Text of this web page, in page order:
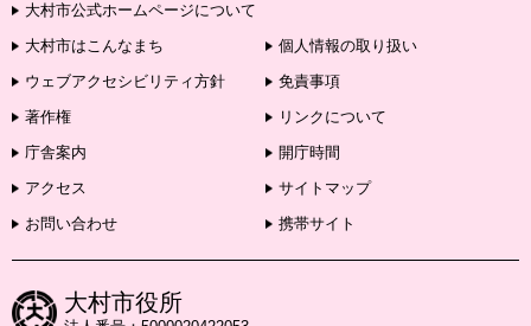
大村市公式ホームページについて
大村市はこんなまち
個人情報の取り扱い
ウェブアクセシビリティ方針
免責事項
著作権
リンクについて
庁舎案内
開庁時間
アクセス
サイトマップ
お問い合わせ
携帯サイト
大村市役所